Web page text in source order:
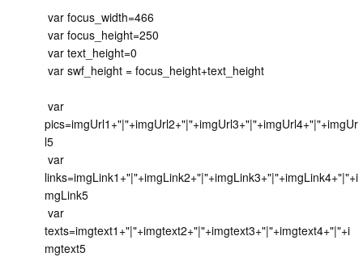
var focus_width=466
var focus_height=250
var text_height=0
var swf_height = focus_height+text_height
var
pics=imgUrl1+"|"+imgUrl2+"|"+imgUrl3+"|"+imgUrl4+"|"+imgUr
l5
var
links=imgLink1+"|"+imgLink2+"|"+imgLink3+"|"+imgLink4+"|"+i
mgLink5
var
texts=imgtext1+"|"+imgtext2+"|"+imgtext3+"|"+imgtext4+"|"+i
mgtext5